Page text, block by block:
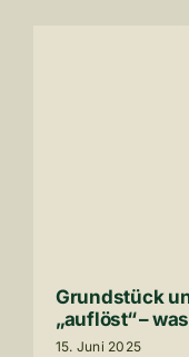
Grund­stück
„auflöst“ –
15. Juni 2025